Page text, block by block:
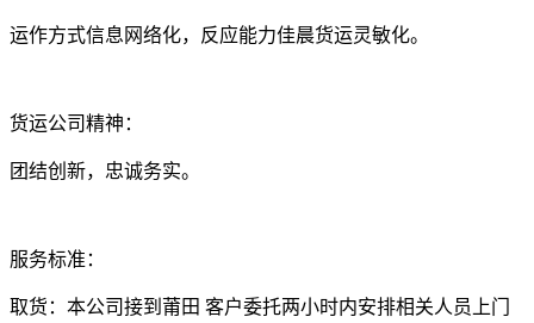
运作方式信息网络化，反应能力佳晨货运灵敏化。
货运公司精神：
团结创新，忠诚务实。
服务标准：
取货：本公司接到莆田 客户委托两小时内安排相关人员上门